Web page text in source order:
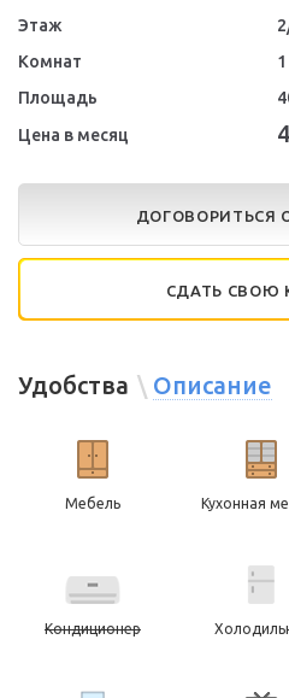
Этаж
Комнат
1
Площадь
Цена в месяц
ДОГОВОРИТЬСЯ
СДАТЬ СВОЮ
Удобства Описание
Мебель Кухонная
Кондиционер